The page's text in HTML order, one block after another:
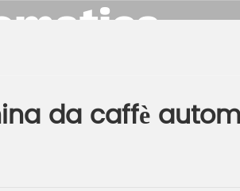
da caffè